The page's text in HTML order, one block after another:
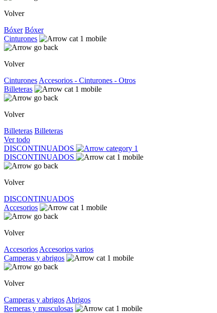
Volver
Bóxer Bóxer
Cinturones
Volver
Cinturones Accesorios - Cinturones - Otros
Billeteras
Volver
Billeteras Billeteras
Ver todo
DISCONTINUADOS
DISCONTINUADOS
Volver
DISCONTINUADOS
Accesorios
Volver
Accesorios Accesorios varios
Camperas y abrigos
Volver
Camperas y abrigos Abrigos
Remeras y musculosas